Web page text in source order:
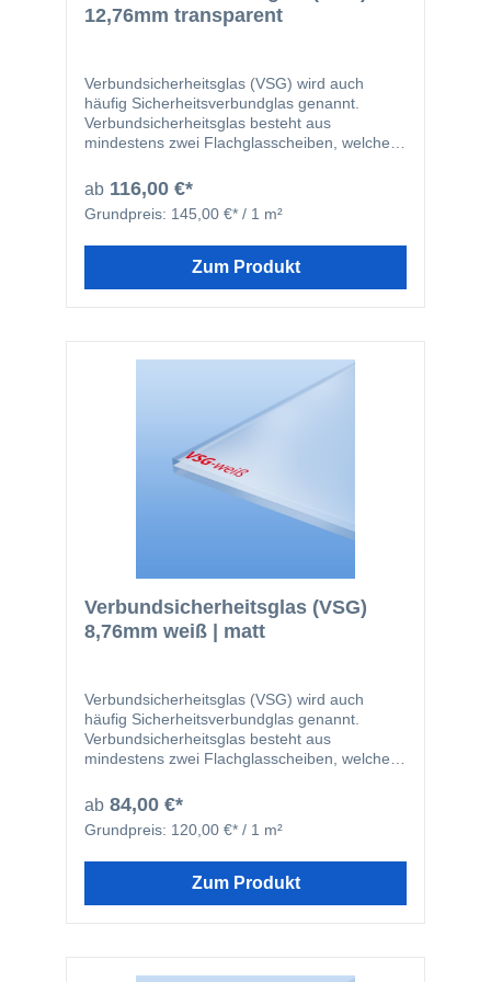
12,76mm transparent
Verbundsicherheitsglas (VSG) wird auch
häufig Sicherheitsverbundglas genannt.
Verbundsicherheitsglas besteht aus
mindestens zwei Flachglasscheiben, welche
zähelastische Folien miteinander verbunden
werden. Durch die Folie werden Verletzungen
bei Bruch der Scheiben deutlich verringert, da
bleiben. Unsere Verbundsicherheitsgläser
ab 116,00 €*
Grundpreis: 145,00 €* / 1 m²
Zum Produkt
Verbundsicherheitsglas (VSG)
8,76mm weiß | matt
Verbundsicherheitsglas (VSG) wird auch
häufig Sicherheitsverbundglas genannt.
Verbundsicherheitsglas besteht aus
mindestens zwei Flachglasscheiben, welche
zähelastische Folien miteinander verbunden
werden. Durch die Folie werden Verletzungen
bei Bruch der Scheiben deutlich verringert, da
bleiben. Unsere Verbundsicherheitsgläser
ab 84,00 €*
Grundpreis: 120,00 €* / 1 m²
Zum Produkt